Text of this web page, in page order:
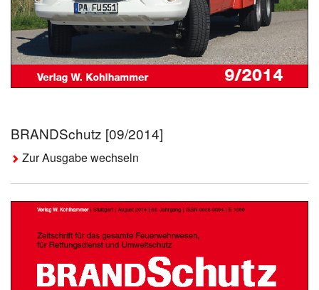
BRANDSchutz [09/2014]
Zur Ausgabe wechseln